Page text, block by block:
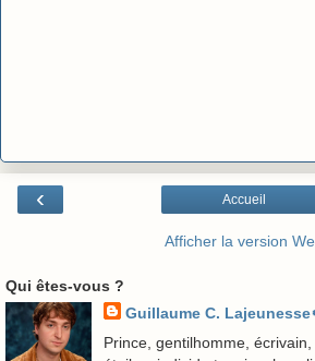
‹ Accueil
Afficher la version
Qui êtes-vous ?
Guillaume C.
Prince, gentilhomme,